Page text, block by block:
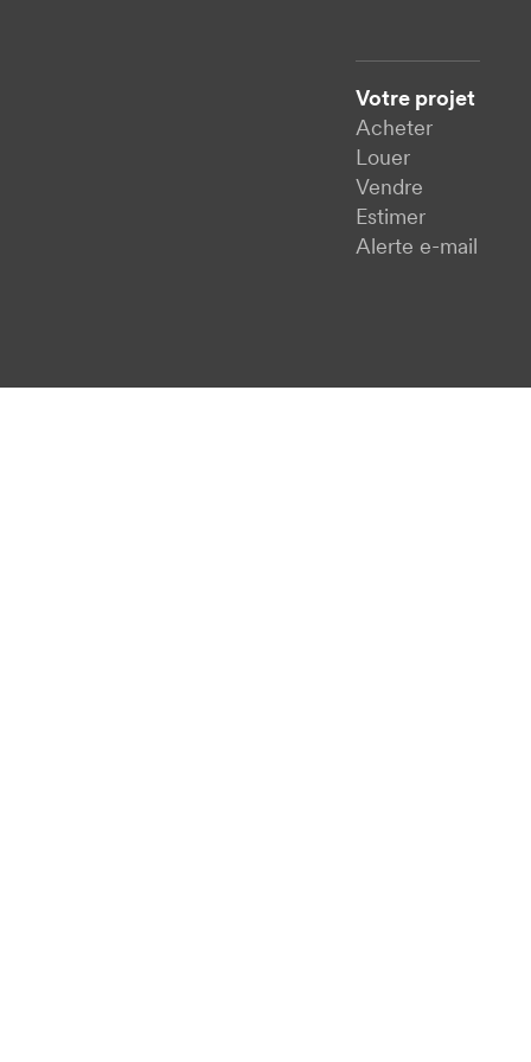
Votre projet
Acheter
Louer
Vendre
Estimer
Alerte e-mail